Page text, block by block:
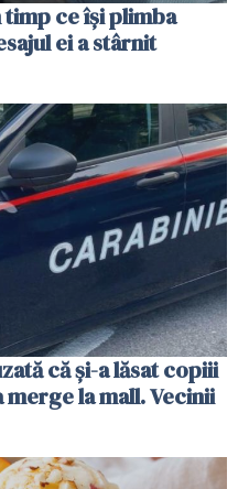
timp ce își plimba
ei a stârnit
că și-a lăsat copiii
la mall. Vecinii